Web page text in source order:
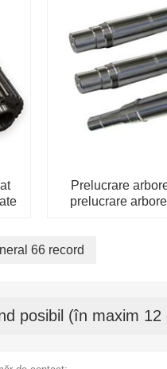
Prelucrare
prelucrare
66 record
posibil (în maxim 12